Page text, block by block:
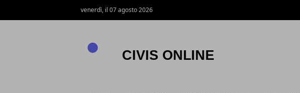
venerdì, il 07 agosto 2026